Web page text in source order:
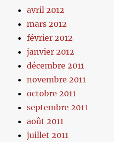
avril 2012
mars 2012
février 2012
janvier 2012
décembre 2011
novembre 2011
octobre 2011
septembre 2011
août 2011
juillet 2011